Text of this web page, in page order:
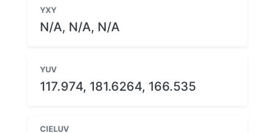
YXY
N/A, N/A, N/A
YUV
117.974, 181.6264, 166.535
CIELUV